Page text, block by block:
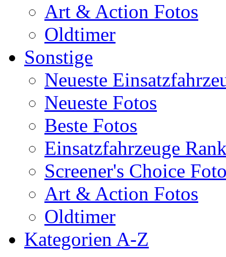
Art & Action Fotos
Oldtimer
Sonstige
Neueste
Neueste Fotos
Beste Fotos
Einsatzfahrzeuge
Screener's Choice
Art & Action Fotos
Oldtimer
Kategorien A-Z